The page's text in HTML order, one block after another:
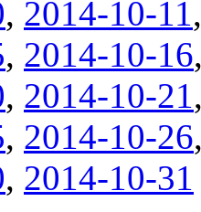
, 2014-10-11
, 2014-10-16
, 2014-10-21
, 2014-10-26
, 2014-10-31